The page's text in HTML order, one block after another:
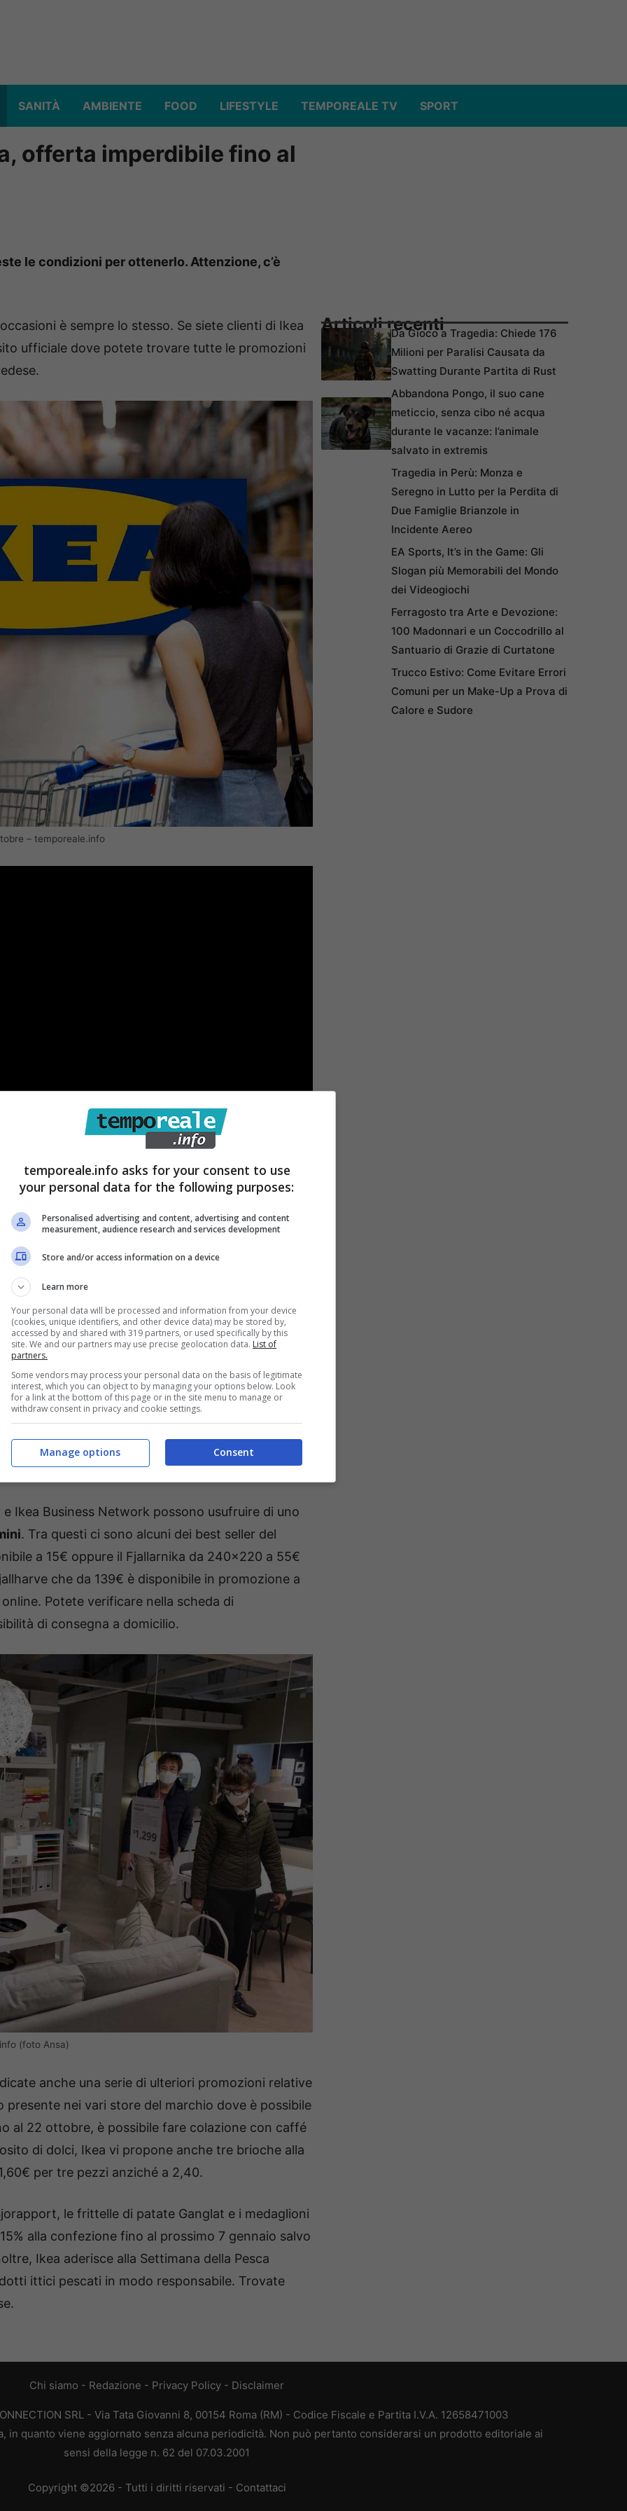
SANITÀ AMBIENTE FOOD LIFESTYLE TEMPOREALE TV SPORT
offerta imperdibile fino al
le condizioni per ottenerlo. Attenzione, c’è
è sempre lo stesso. Se siete clienti di Ikea
ufficiale dove potete trovare tutte le promozioni
– temporeale.info
di ottenere
almeno 25€ suiprodotti dell’Angolo della
da precedenti esposizioni negli store che da
Dai una seconda vita ai mobili di Ikea
Circolarità nel quale potete trovare strutture letto,
e altri ancora. Insomma, di tutto.
all’Angolo della Circolarità è utilizzabile anche
di 100€.Il buono avrà validità fino al 31 ottobre,
per sfruttare la promozione che non è l’unica
a ottobre
Ikea Business Network possono usufruire di uno
. Tra questi ci sono alcuni dei best seller del
a 15€ oppure il Fjallarnika da 240×220 a 55€
che da 139€ è disponibile in promozione a
Potete verificare nella scheda di
di consegna a domicilio.
(foto Ansa)
anche una serie di ulteriori promozioni relative
presente nei vari store del marchio dove è possibile
al 22 ottobre, è possibile fare colazione con caffé
di dolci, Ikea vi propone anche tre brioche alla
per tre pezzi anziché a 2,40.
le frittelle di patate Ganglat e i medaglioni
alla confezione fino al prossimo 7 gennaio salvo
Ikea aderisce alla Settimana della Pesca
ittici pescati in modo responsabile. Trovate
Articoli recentiDa Gioco a Tragedia: Chiede 176
Milioni per Paralisi Causata da
Swatting Durante Partita di Rust
Abbandona Pongo, il suo cane
meticcio, senza cibo né acqua
durante le vacanze: l’animale
salvato in extremis
Tragedia in Perù: Monza e
Seregno in Lutto per la Perdita di
Due Famiglie Brianzole in
Incidente Aereo
EA Sports, It’s in the Game: Gli
Slogan più Memorabili del Mondo
dei Videogiochi
Ferragosto tra Arte e Devozione:
100 Madonnari e un Coccodrillo al
Santuario di Grazie di Curtatone
Trucco Estivo: Come Evitare Errori
Comuni per un Make-Up a Prova di
Calore e Sudore
Chi siamo - Redazione - Privacy Policy - Disclaimer
SRL - Via Tata Giovanni 8, 00154 Roma (RM) - Codice Fiscale e Partita I.V.A. 12658471003
in quanto viene aggiornato senza alcuna periodicità. Non può pertanto considerarsi un prodotto editoriale ai
sensi della legge n. 62 del 07.03.2001
Copyright ©2026 - Tutti i diritti riservati - Contattaci
temporeale.info asks for your consent to use
your personal data for the following purposes:
Personalised advertising and content, advertising and content
measurement, audience research and services development
Store and/or access information on a device
Learn more
Your personal data will be processed and information from your device
(cookies, unique identifiers, and other device data) may be stored by,
accessed by and shared with 319 partners, or used specifically by this
site. We and our partners may use precise geolocation data. List of
partners.
Some vendors may process your personal data on the basis of legitimate
interest, which you can object to by managing your options below. Look
for a link at the bottom of this page or in the site menu to manage or
withdraw consent in privacy and cookie settings.
Consent
Manage options